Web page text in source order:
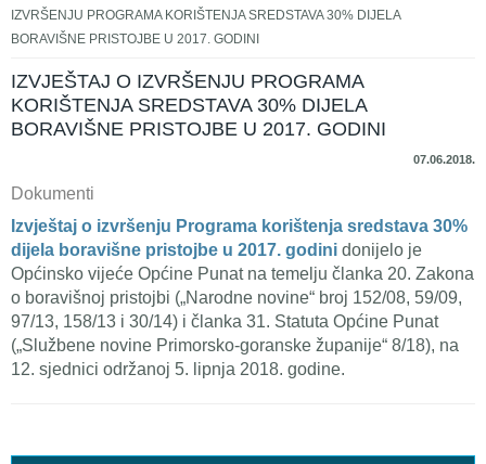
IZVRŠENJU PROGRAMA KORIŠTENJA SREDSTAVA 30% DIJELA
BORAVIŠNE PRISTOJBE U 2017. GODINI
IZVJEŠTAJ O IZVRŠENJU PROGRAMA
KORIŠTENJA SREDSTAVA 30% DIJELA
BORAVIŠNE PRISTOJBE U 2017. GODINI
07.06.2018.
Dokumenti
Izvještaj o izvršenju Programa korištenja sredstava 30%
dijela boravišne pristojbe u 2017. godini donijelo je
Općinsko vijeće Općine Punat na temelju članka 20. Zakona
o boravišnoj pristojbi („Narodne novine“ broj 152/08, 59/09,
97/13, 158/13 i 30/14) i članka 31. Statuta Općine Punat
(„Službene novine Primorsko-goranske županije“ 8/18), na
12. sjednici održanoj 5. lipnja 2018. godine.